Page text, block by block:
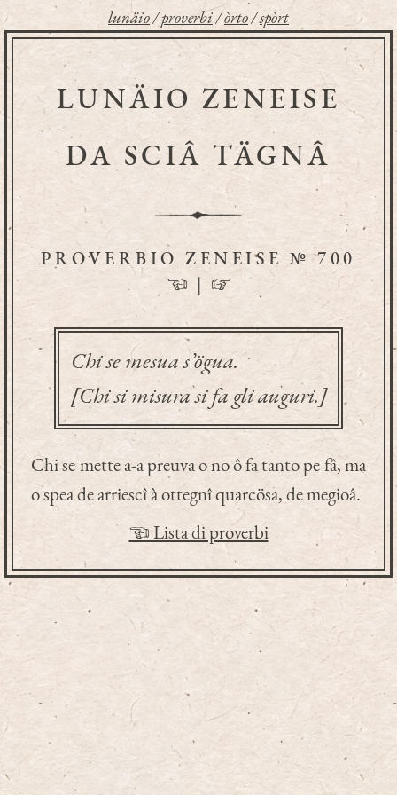
lunäio/proverbi/òrto/spòrt
LUNÄIO ZENEISE
DA SCIÂ TÄGNÂ
PROVERBIO ZENEISE № 700
☜ | ☞
Chi se mesua s’ögua.
[Chi si misura si fa gli auguri.]
Chi se mette a-a preuva o no ô fa tanto pe fâ, ma
o spea de arriescî à ottegnî quarcösa, de megioâ.
☜ Lista di proverbi